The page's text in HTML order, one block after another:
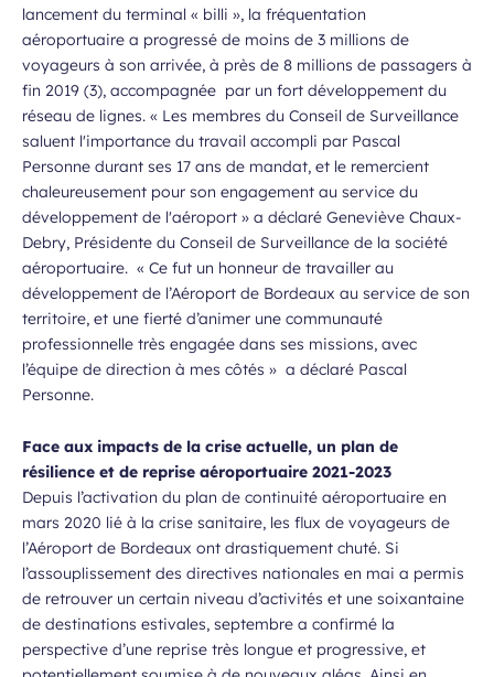
lancement du terminal « billi », la fréquentation
aéroportuaire a progressé de moins de 3 millions de
voyageurs à son arrivée, à près de 8 millions de passagers à
fin 2019 (3), accompagnée par un fort développement du
réseau de lignes. « Les membres du Conseil de Surveillance
saluent l'importance du travail accompli par Pascal
Personne durant ses 17 ans de mandat, et le remercient
chaleureusement pour son engagement au service du
développement de l'aéroport » a déclaré Geneviève Chaux-
Debry, Présidente du Conseil de Surveillance de la société
aéroportuaire. « Ce fut un honneur de travailler au
développement de l’Aéroport de Bordeaux au service de son
territoire, et une fierté d’animer une communauté
professionnelle très engagée dans ses missions, avec
l’équipe de direction à mes côtés » a déclaré Pascal
Personne.
Face aux impacts de la crise actuelle, un plan de
résilience et de reprise aéroportuaire 2021-2023
Depuis l’activation du plan de continuité aéroportuaire en
mars 2020 lié à la crise sanitaire, les flux de voyageurs de
l’Aéroport de Bordeaux ont drastiquement chuté. Si
l’assouplissement des directives nationales en mai a permis
de retrouver un certain niveau d’activités et une soixantaine
de destinations estivales, septembre a confirmé la
perspective d’une reprise très longue et progressive, et